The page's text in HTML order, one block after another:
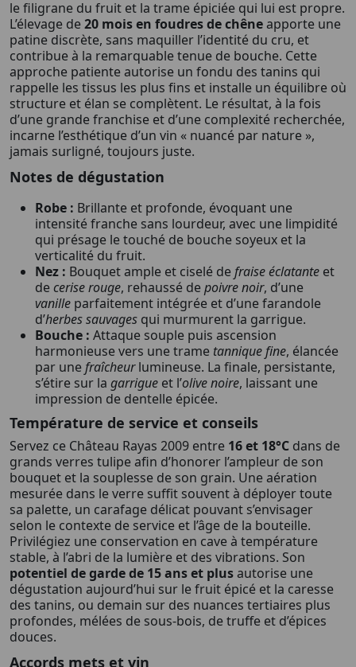
le filigrane du fruit et la trame épiciée qui lui est propre.
L’élevage de20 mois en foudres de chêneapporte une
patine discrète, sans maquiller l’identité du cru, et
contribue à la remarquable tenue de bouche. Cette
approche patiente autorise un fondu des tanins qui
rappelle les tissus les plus fins et installe un équilibre où
structure et élan se complètent. Le résultat, à la fois
d’une grande franchise et d’une complexité recherchée,
incarne l’esthétique d’un vin « nuancé par nature »,
jamais surligné, toujours juste.
Notes de dégustation
Robe : Brillante et profonde, évoquant une
intensité franche sans lourdeur, avec une limpidité
qui présage le touché de bouche soyeux et la
verticalité du fruit.
Nez : Bouquet ample et ciselé defraise éclatante et
decerise rouge, rehaussé depoivre noir, d’une
vanille parfaitement intégrée et d’une farandole
d’herbes sauvages qui murmurent la garrigue.
Bouche : Attaque souple puis ascension
harmonieuse vers une trame tannique fine, élancée
par unefraîcheurlumineuse. La finale, persistante,
s’étire sur la garrigue et l’olive noire, laissant une
impression de dentelle épicée.
Température de service et conseils
Servez ce Château Rayas 2009 entre 16 et 18°C dans de
grands verres tulipe afin d’honorer l’ampleur de son
bouquet et la souplesse de son grain. Une aération
mesurée dans le verre suffit souvent à déployer toute
sa palette, un carafage délicat pouvant s’envisager
selon le contexte de service et l’âge de la bouteille.
Privilégiez une conservation en cave à température
stable, à l’abri de la lumière et des vibrations. Son
potentiel de garde de 15 ans et plusautorise une
dégustation aujourd’hui sur le fruit épicé et la caresse
des tanins, ou demain sur des nuances tertiaires plus
profondes, mélées de sous-bois, de truffe et d’épices
douces.
Accords mets et vin